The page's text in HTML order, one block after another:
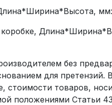
мм:
коробке,
без
для претензий.
стоимости товаров,
положениями Статьи